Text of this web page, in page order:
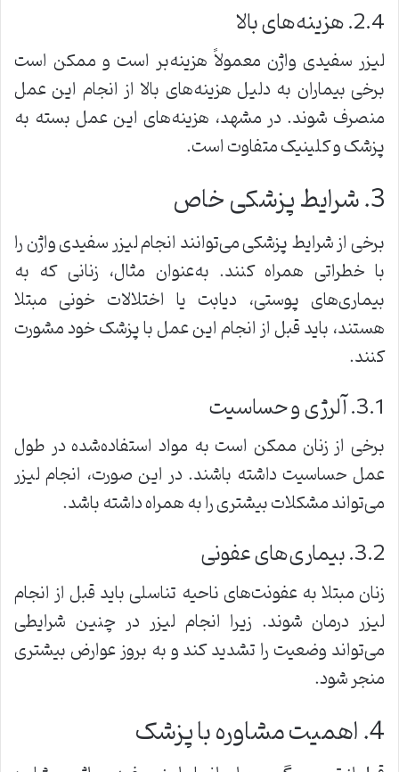
2.4. هزینه‌های بالا
لیزر سفیدی واژن معمولاً هزینه‌بر است و ممکن است
برخی بیماران به دلیل هزینه‌های بالا از انجام این عمل
منصرف شوند. در مشهد، هزینه‌های این عمل بسته به
پزشک و کلینیک متفاوت است.
3. شرایط پزشکی خاص
برخی از شرایط پزشکی می‌توانند انجام لیزر سفیدی واژن را
با خطراتی همراه کنند. به‌عنوان مثال، زنانی که به
بیماری‌های پوستی، دیابت یا اختلالات خونی مبتلا
هستند، باید قبل از انجام این عمل با پزشک خود مشورت
کنند.
3.1. آلرژی و حساسیت
برخی از زنان ممکن است به مواد استفاده‌شده در طول
عمل حساسیت داشته باشند. در این صورت، انجام لیزر
می‌تواند مشکلات بیشتری را به همراه داشته باشد.
3.2. بیماری‌های عفونی
زنان مبتلا به عفونت‌های ناحیه تناسلی باید قبل از انجام
لیزر درمان شوند. زیرا انجام لیزر در چنین شرایطی
می‌تواند وضعیت را تشدید کند و به بروز عوارض بیشتری
منجر شود.
4. اهمیت مشاوره با پزشک